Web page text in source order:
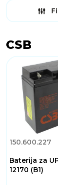
CSB
150.600.227
Baterija za
12170 (B1)